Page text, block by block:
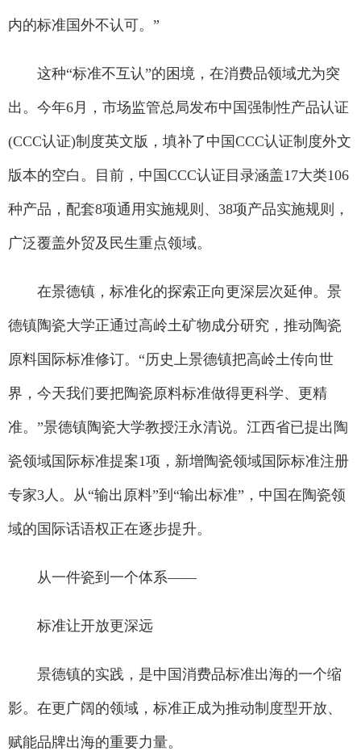
内的标准国外不认可。”
这种“标准不互认”的困境，在消费品领域尤为突
出。今年6月，市场监管总局发布中国强制性产品认证
(CCC认证)制度英文版，填补了中国CCC认证制度外文
版本的空白。目前，中国CCC认证目录涵盖17大类106
种产品，配套8项通用实施规则、38项产品实施规则，
广泛覆盖外贸及民生重点领域。
在景德镇，标准化的探索正向更深层次延伸。景
德镇陶瓷大学正通过高岭土矿物成分研究，推动陶瓷
原料国际标准修订。“历史上景德镇把高岭土传向世
界，今天我们要把陶瓷原料标准做得更科学、更精
准。”景德镇陶瓷大学教授汪永清说。江西省已提出陶
瓷领域国际标准提案1项，新增陶瓷领域国际标准注册
专家3人。从“输出原料”到“输出标准”，中国在陶瓷领
域的国际话语权正在逐步提升。
从一件瓷到一个体系——
标准让开放更深远
景德镇的实践，是中国消费品标准出海的一个缩
影。在更广阔的领域，标准正成为推动制度型开放、
赋能品牌出海的重要力量。